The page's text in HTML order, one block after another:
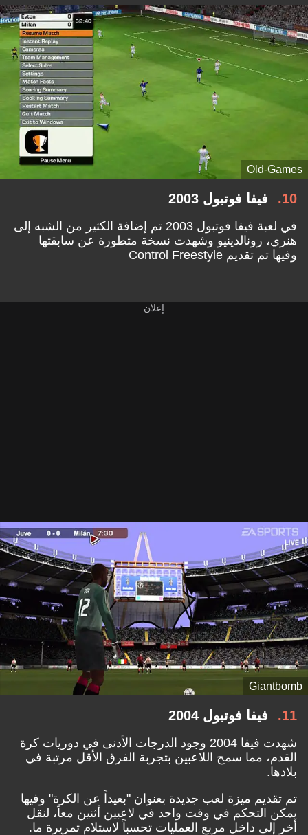
Old-Games
10 فيفا فوتبول 2003
في لعبة فيفا فوتبول 2003 تم إضافة الكثير من الشبه إلى
هنري، رونالدينيو وشهدت نسخة متطورة عن سابقتها
وفيها تم تقديم Control Freestyle
Giantbomb
11 فيفا فوتبول 2004
شهدت فيفا 2004 وجود الدرجات الأدنى في دوريات كرة
القدم، مما سمح اللاعبين بتجربة الفرق الأقل مرتبة في
بلادها.
تم تقديم ميزة لعب جديدة بعنوان "بعيداً عن الكرة" وفيها
يمكن التحكم في وقت واحد في لاعبين أثنين معاً، لنقل
أخر إلى داخل مربع العمليات تحسباً لاستلام تمريرة ما.